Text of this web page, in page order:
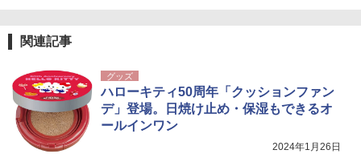
ポインターライト 強力 小型 緑色/赤色/青紫色
USB充電式 高精度 超長距離照射 長時間使用
可能 安全ロック付き 高安全性 金属製耐久 コ
ンパクト多機能設計 持ち運び便利 アウトド
ア/オフィス/教育現場/展示会用 緑
関連記事
グッズ
ハローキティ50周年「クッションファン
デ」登場。日焼け止め・保湿もできるオ
ールインワン
2024年1月26日